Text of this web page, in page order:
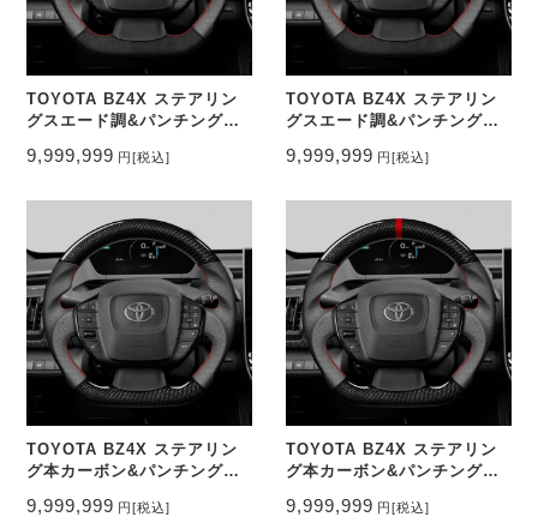
TOYOTA BZ4X ステアリン
グスエード調&パンチングレ
CEEHOR-BZ4_ACNA
9,999,999 円 [税込]
TOYOTA BZ4X ステアリン
グスエード調&パンチングレ
CEEHOR-BZ4_ACNAO
9,999,999 円 [税込]
TOYOTA BZ4X ステアリン
グ本カーボン&パンチングレ
CEEHOR-BZ4_CAR
9,999,999 円 [税込]
TOYOTA BZ4X ステアリン
グ本カーボン&パンチングレ
CEEHOR-BZ4_CARO
9,999,999 円 [税込]